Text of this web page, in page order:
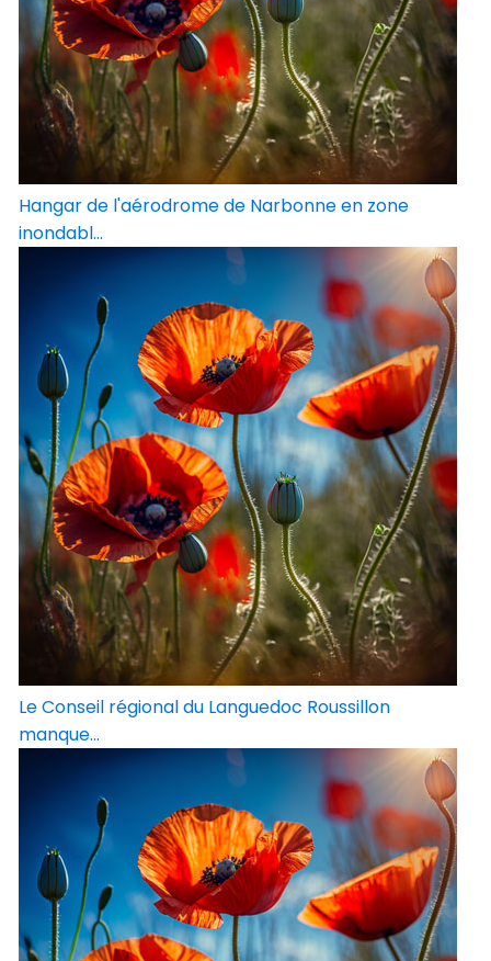
Hangar de l'aérodrome de Narbonne en zone
inondabl...
Le Conseil régional du Languedoc Roussillon
manque...